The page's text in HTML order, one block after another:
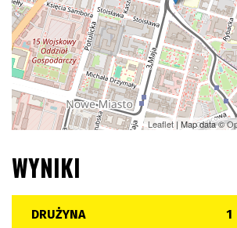
Leaflet| Map data ©
WYNIKI
DRUŻYNA 1